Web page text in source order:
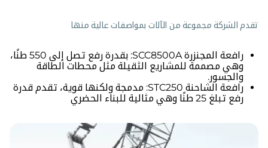
تقدم الشركة مجموعة من الآلات بمواصفات عالية منها
رافعة المجنزرة SCC8500A: بقدرة رفع تصل إلى 550 طنًا،
وهي مصممة للمشاريع الثقيلة مثل محطات الطاقة
والجسور.
رافعة الشاحنة STC250: مدمجة ولكنها قوية، تقدم قدرة
رفع تبلغ 25 طنًا وهي مثالية للبناء الحضري